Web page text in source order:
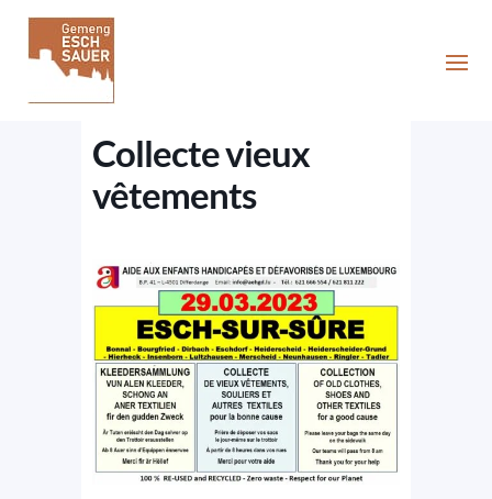
Collecte vieux
vêtements